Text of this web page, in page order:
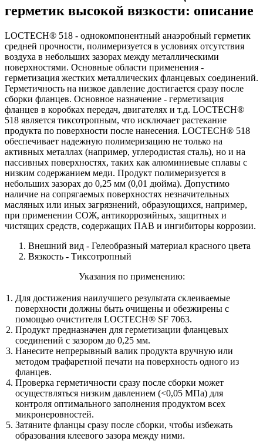
герметик высокой вязкости: описание
LOCTECH® 518 - однокомпонентный анаэробный герметик
средней прочности, полимеризуется в условиях отсутствия
воздуха в небольших зазорах между металлическими
поверхностями. Основные области применения -
герметизация жестких металлических фланцевых соединений.
Герметичность на низкое давление достигается сразу после
сборки фланцев. Основное назначение - герметизация
фланцев в коробках передач, двигателях и т.д. LOCTECH®
518 является тиксотропным, что исключает растекание
продукта по поверхности после нанесения. LOCTECH® 518
обеспечивает надежную полимеризацию не только на
активных металлах (например, углеродистая сталь), но и на
пассивных поверхностях, таких как алюминиевые сплавы с
низким содержанием меди. Продукт полимеризуется в
небольших зазорах до 0,25 мм (0,01 дюйма). Допустимо
наличие на сопрягаемых поверхностях незначительных
масляных или иных загрязнений, образующихся, например,
при применении СОЖ, антикоррозийных, защитных и
чистящих средств, содержащих ПАВ и ингибиторы коррозии.
Внешний вид - Гелеобразный материал красного цвета
Вязкость - Тиксотропный
Указания по применению:
Для достижения наилучшего результата склеиваемые
поверхности должны быть очищены и обезжирены с
помощью очистителя LOCTECH® SF 7063.
Продукт предназначен для герметизации фланцевых
соединений с зазором до 0,25 мм.
Нанесите непрерывный валик продукта вручную или
методом трафаретной печати на поверхность одного из
фланцев.
Проверка герметичности сразу после сборки может
осуществляться низким давлением (<0,05 МПа) для
контроля оптимального заполнения продуктом всех
микронеровностей.
Затяните фланцы сразу после сборки, чтобы избежать
образования клеевого зазора между ними.